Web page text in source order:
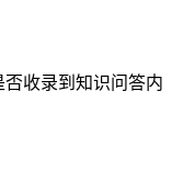
收录到知识问答内